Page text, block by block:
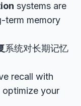
systems are
term memory
系统对长期记忆
recall with
optimize your